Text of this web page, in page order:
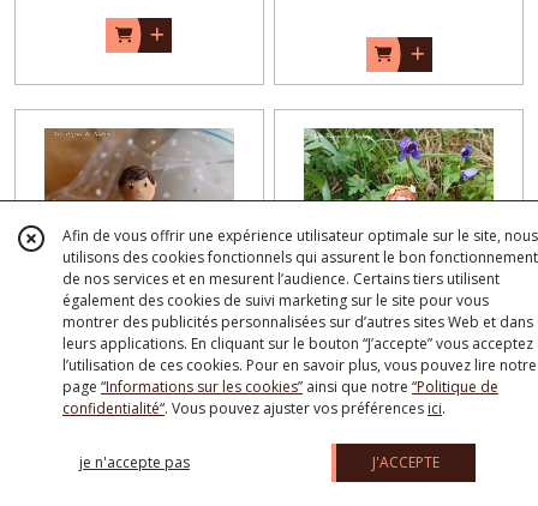
Personnage à gâteau
communion garçon brun
avec aube
Figurines Personnalisées De
Personnage à gâteau
communion fille , couronne
de fleurs et soleil
Figurines Personnalisées De
40€
Afin de vous offrir une expérience utilisateur optimale sur le site, nous
utilisons des cookies fonctionnels qui assurent le bon fonctionnement
de nos services et en mesurent l’audience. Certains tiers utilisent
également des cookies de suivi marketing sur le site pour vous
montrer des publicités personnalisées sur d’autres sites Web et dans
leurs applications. En cliquant sur le bouton “J’accepte” vous acceptez
l’utilisation de ces cookies. Pour en savoir plus, vous pouvez lire notre
page “Informations sur les cookies” ainsi que notre “Politique de
confidentialité“. Vous pouvez ajuster vos préférences ici.
je n'accepte pas J'ACCEPTE